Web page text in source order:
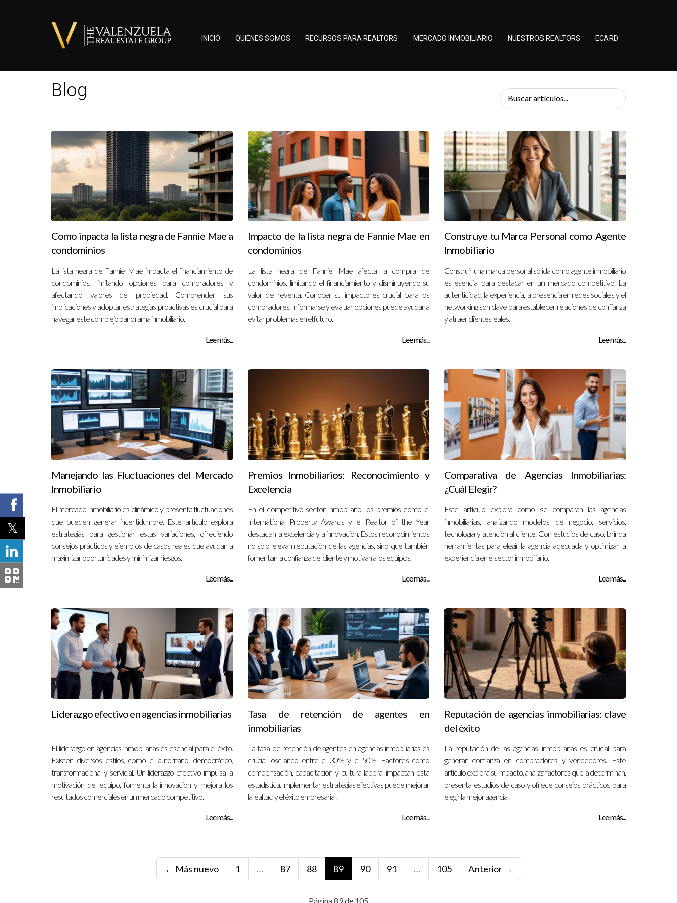
INICIO QUIENES SOMOS RECURSOS PARA REALTORS MERCADO INMOBILIARIO NUESTROS REALTORS ECARD
Blog
Como inpacta la lista negra de Fannie Mae a
condominios
La lista negra de Fannie Mae impacta el financiamiento de
condominios, limitando opciones para compradores y
afectando valores de propiedad. Comprender sus
implicaciones y adoptar estrategias proactivas es crucial para
navegar este complejo panorama inmobiliario.
Lee más...
Impacto de la lista negra de Fannie Mae en
condominios
La lista negra de Fannie Mae afecta la compra de
condominios, limitando el financiamiento y disminuyendo su
valor de reventa. Conocer su impacto es crucial para los
compradores. Informarse y evaluar opciones puede ayudar a
evitar problemas en el futuro.
Lee más...
Construye tu Marca Personal como Agente
Inmobiliario
Construir una marca personal sólida como agente inmobiliario
es esencial para destacar en un mercado competitivo. La
autenticidad, la experiencia, la presencia en redes sociales y el
networking son clave para establecer relaciones de confianza
y atraer clientes leales.
Lee más...
Manejando las Fluctuaciones del Mercado
Inmobiliario
El mercado inmobiliario es dinámico y presenta fluctuaciones
que pueden generar incertidumbre. Este artículo explora
estrategias para gestionar estas variaciones, ofreciendo
consejos prácticos y ejemplos de casos reales que ayudan a
maximizar oportunidades y minimizar riesgos.
Lee más...
Premios Inmobiliarios: Reconocimiento y
Excelencia
En el competitivo sector inmobiliario, los premios como el
International Property Awards y el Realtor of the Year
destacan la excelencia y la innovación. Estos reconocimientos
no solo elevan reputación de las agencias, sino que también
fomentan la confianza del cliente y motivan a los equipos.
Lee más...
Comparativa de Agencias Inmobiliarias:
¿Cuál Elegir?
Este artículo explora cómo se comparan las agencias
inmobiliarias, analizando modelos de negocio, servicios,
tecnología y atención al cliente. Con estudios de caso, brinda
herramientas para elegir la agencia adecuada y optimizar la
experiencia en el sector inmobiliario.
Lee más...
Liderazgo efectivo en agencias inmobiliarias
El liderazgo en agencias inmobiliarias es esencial para el éxito.
Existen diversos estilos, como el autoritario, democrático,
transformacional y servicial. Un liderazgo efectivo impulsa la
motivación del equipo, fomenta la innovación y mejora los
resultados comerciales en un mercado competitivo.
Lee más...
Tasa de retención de agentes en
inmobiliarias
La tasa de retención de agentes en agencias inmobiliarias es
crucial, oscilando entre el 30% y el 50%. Factores como
compensación, capacitación y cultura laboral impactan esta
estadística. Implementar estrategias efectivas puede mejorar
la lealtad y el éxito empresarial.
Lee más...
Reputación de agencias inmobiliarias: clave
del éxito
La reputación de las agencias inmobiliarias es crucial para
generar confianza en compradores y vendedores. Este
artículo explora su impacto, analiza factores que la determinan,
presenta estudios de caso y ofrece consejos prácticos para
elegir la mejor agencia.
Lee más...
← Más nuevo 1 … 87 88 89 90 91 … 105 Anterior →
Página 89 de 105